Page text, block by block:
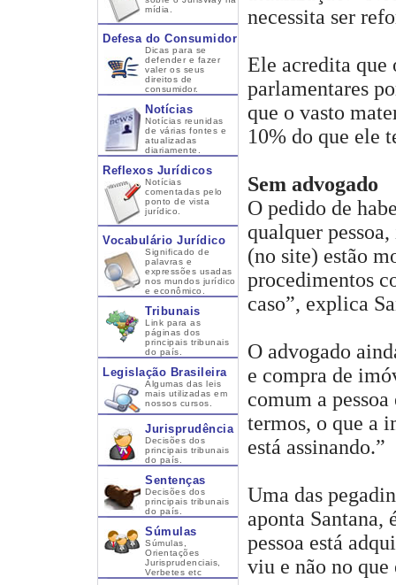
mídia.
Defesa do Consumidor
Dicas para se
defender e fazer
valer os seus
direitos de
consumidor.
Notícias
Notícias reunidas
de várias fontes e
atualizadas
diariamente.
Reflexos Jurídicos
Notícias
comentadas pelo
ponto de vista
jurídico.
Vocabulário Jurídico
Significado de
palavras e
expressões usadas
nos mundos jurídico
e econômico.
Tribunais
Link para as
páginas dos
principais tribunais
do país.
Legislação Brasileira
Algumas das leis
mais utilizadas em
nossos cursos.
Jurisprudência
Decisões dos
principais tribunais
do país.
Sentenças
Decisões dos
principais tribunais
do país.
Súmulas
Súmulas,
Orientações
Jurisprudenciais,
Verbetes etc
necessita ser
Ele acredita que
parlamentares
que o vasto
10% do que ele
Sem advogado
O pedido de
qualquer
(no site) estão
procedimentos
caso”, explica
O advogado
e compra de
comum a
termos, o que a
está assinando.”
Uma das
aponta Santana,
pessoa está
viu e não no que